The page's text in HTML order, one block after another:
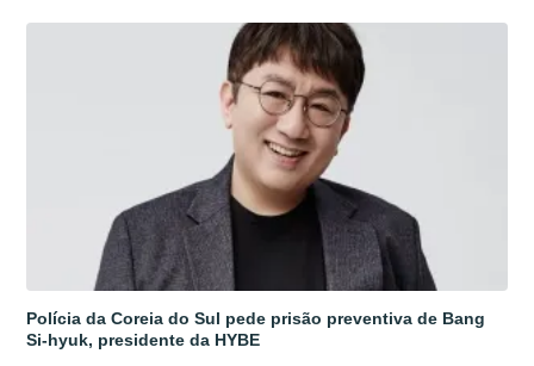
Polícia da Coreia do Sul pede prisão preventiva de Bang
Si-hyuk, presidente da HYBE